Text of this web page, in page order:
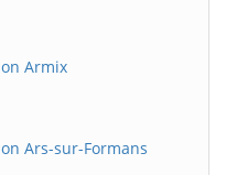
Armix
Ars-sur-Formans